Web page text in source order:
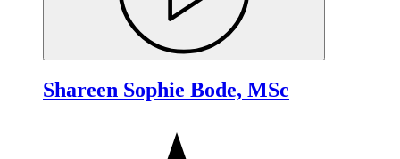
Shareen Sophie Bode, MSc